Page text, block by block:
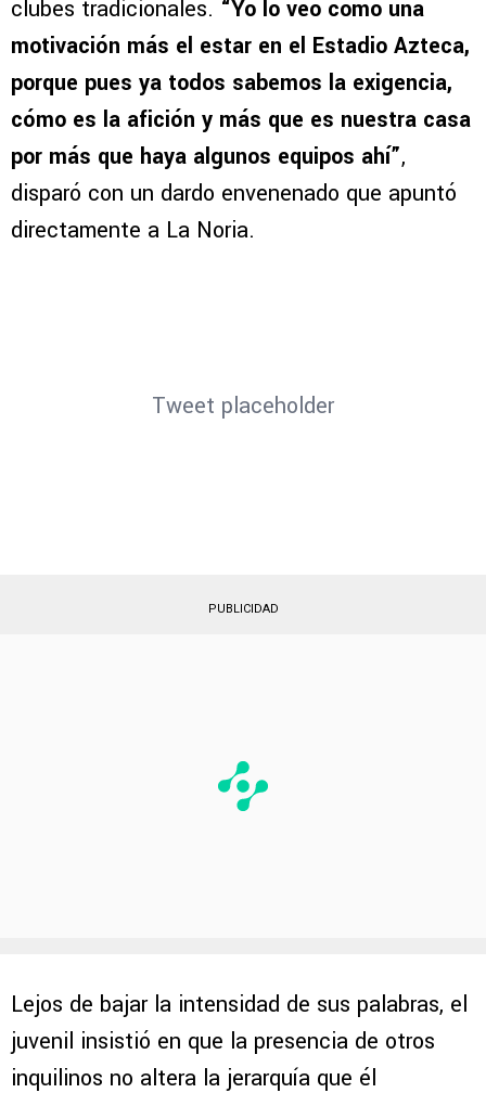
jugar allí, el volante le restó trascendencia al
hecho de compartir el inmueble con otros
clubes tradicionales.
“Yo lo veo como una
motivación más el estar en el Estadio Azteca,
porque pues ya todos sabemos la exigencia,
cómo es la afición y más que es nuestra casa